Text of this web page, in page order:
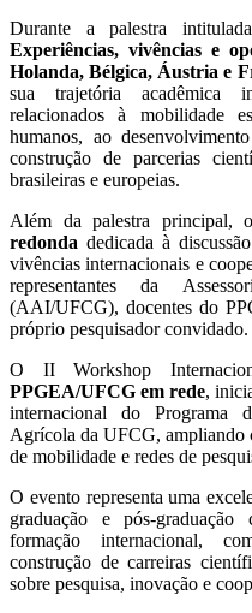
Durante a palestra
Experiências, vivências e
Holanda, Bélgica, Áustria e
sua trajetória acadêmica
relacionados à mobilidade
humanos, ao
construção de parcerias
brasileiras e europeias.
Além da palestra principal,
redonda dedicada à
vivências internacionais e
representantes da
(AAI/UFCG), docentes do
próprio pesquisador convidado.
O II Workshop
PPGEA/UFCG em rede,
internacional do Programa
Agrícola da UFCG, ampliando
de mobilidade e redes de
O evento representa uma
graduação e pós-graduação
formação internacional,
construção de carreiras
sobre pesquisa, inovação e